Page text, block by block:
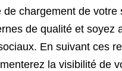
de chargement de votre
de qualité et soyez
En suivant ces
la visibilité de